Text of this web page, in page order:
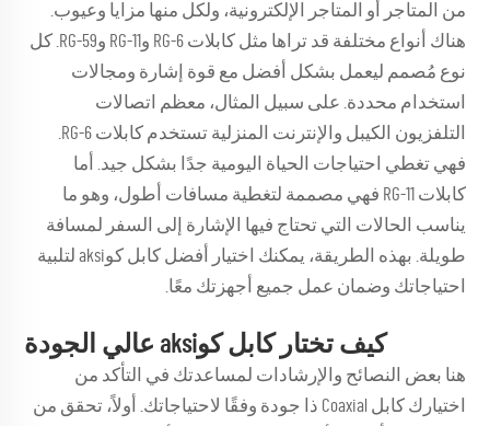
من المتاجر أو المتاجر الإلكترونية، ولكل منها مزايا وعيوب.
هناك أنواع مختلفة قد تراها مثل كابلات RG-6 وRG-11 وRG-59. كل
نوع مُصمم ليعمل بشكل أفضل مع قوة إشارة ومجالات
استخدام محددة. على سبيل المثال، معظم اتصالات
فهي تغطي احتياجات الحياة اليومية جدًا بشكل جيد. أما
كابلات RG-11 فهي مصممة لتغطية مسافات أطول، وهو ما
يناسب الحالات التي تحتاج فيها الإشارة إلى السفر لمسافة
طويلة. بهذه الطريقة، يمكنك اختيار أفضل كابل كوaksi لتلبية
احتياجاتك وضمان عمل جميع أجهزتك معًا.
كيف تختار كابل كوaksi عالي الجودة
هنا بعض النصائح والإرشادات لمساعدتك في التأكد من
اختيارك كابل Coaxial ذا جودة وفقًا لاحتياجاتك. أولاً، تحقق من